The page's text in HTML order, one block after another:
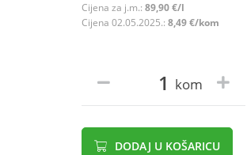
Cijena za j.m.: 89,90 €/l
Cijena 02.05.2025.: 8,49 €/kom
kom
DODAJ U KOŠARICU